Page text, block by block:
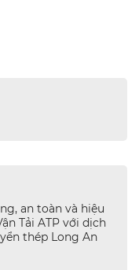
an toàn và hiệu
Tải ATP với dịch
thép Long An